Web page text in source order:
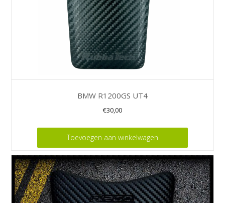
BMW R1200GS UT4
€30,00
Toevoegen aan winkelwagen